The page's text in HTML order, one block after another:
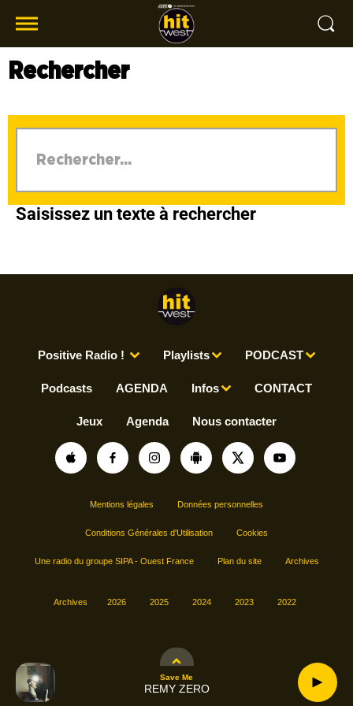
Save Me
REMY ZERO
Rechercher
Saisissez un texte à rechercher
Positive Radio ! Playlists PODCAST
Podcasts AGENDA Infos CONTACT
Jeux Agenda Nous contacter
Mentions légales Données personnelles
Conditions Générales d'Utilisation Cookies
Une radio du groupe SIPA - Ouest France Plan du site Archives
Archives 2026 2025 2024 2023 2022